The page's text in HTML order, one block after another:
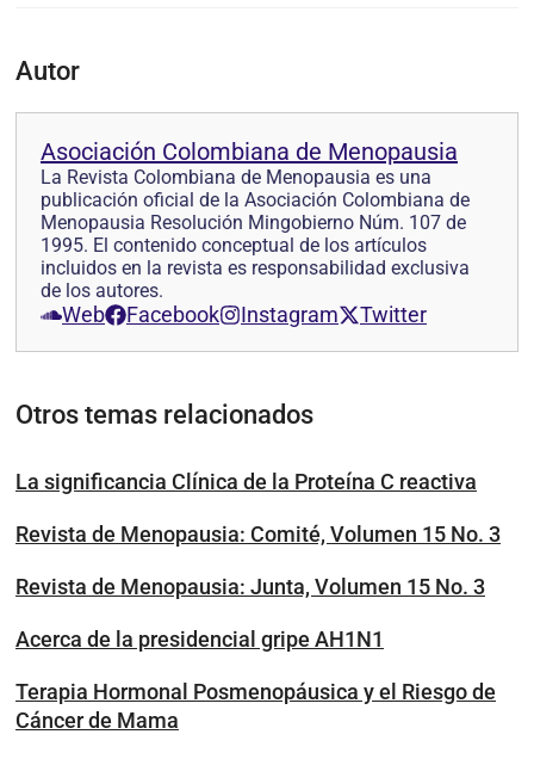
Autor
Asociación Colombiana de Menopausia
La Revista Colombiana de Menopausia es una
publicación oficial de la Asociación Colombiana de
Menopausia Resolución Mingobierno Núm. 107 de
1995. El contenido conceptual de los artículos
incluidos en la revista es responsabilidad exclusiva
de los autores.
Web Facebook Instagram Twitter
Otros temas relacionados
La significancia Clínica de la Proteína C reactiva
Revista de Menopausia: Comité, Volumen 15 No. 3
Revista de Menopausia: Junta, Volumen 15 No. 3
Acerca de la presidencial gripe AH1N1
Terapia Hormonal Posmenopáusica y el Riesgo de
Cáncer de Mama